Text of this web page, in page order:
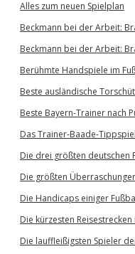
Alles zum neuen Spielplan
Beckmann bei der Arbeit:
Beckmann bei der Arbeit:
Berühmte Handspiele im
Beste ausländische
Beste Bayern-Trainer nach
Das Trainer-Baade-
Die drei größten deutschen
Die größten
Die Handicaps einiger
Die kürzesten
Die lauffleißigsten Spieler